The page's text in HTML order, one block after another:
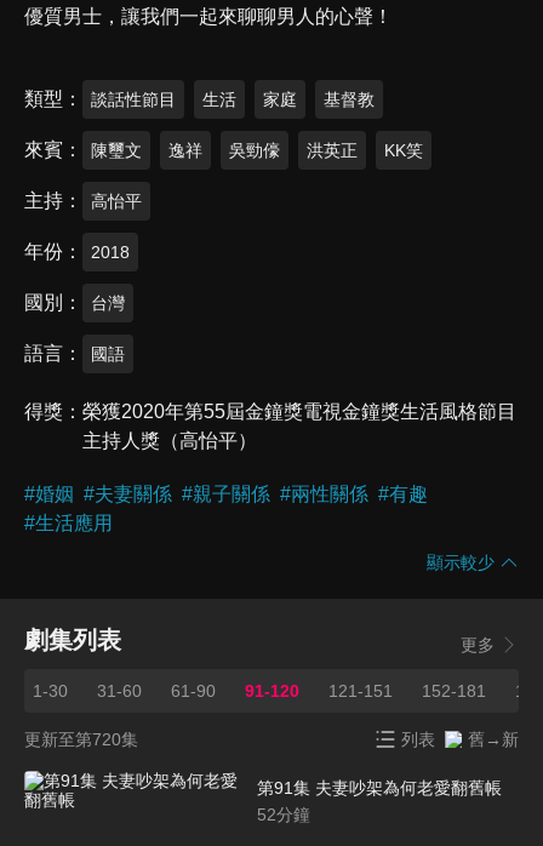
優質男士，讓我們一起來聊聊男人的心聲！
類型 談話性節目 生活 家庭 基督教
來賓 陳璽文 逸祥 吳勁儫 洪英正 KK笑
主持 高怡平
年份 2018
國別 台灣
語言 國語
得獎
榮獲2020年第55屆金鐘獎電視金鐘獎生活風格節目
主持人獎（高怡平）
#婚姻 #夫妻關係 #親子關係 #兩性關係 #有趣
#生活應用
顯示較少
劇集列表 更多
1-30 31-60 61-90 91-120 121-151 152-181
更新至第720集 列表 舊→新
第91集 夫妻吵架為何老愛翻舊帳
52分鐘